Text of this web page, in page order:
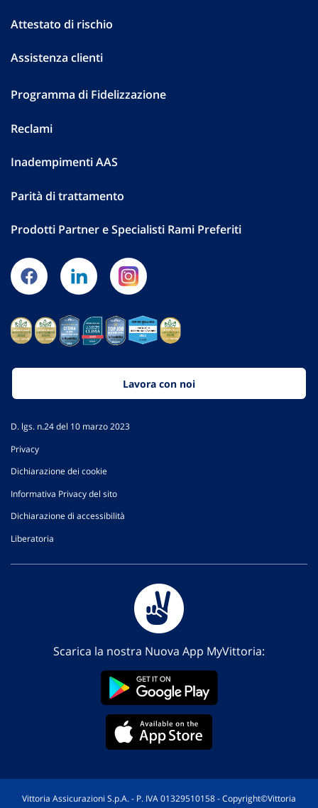
Attestato di rischio
Assistenza clienti
Programma di Fidelizzazione
Reclami
Inadempimenti AAS
Parità di trattamento
Prodotti Partner e Specialisti Rami Preferiti
Lavora con noi
D. lgs. n.24 del 10 marzo 2023
Privacy
Dichiarazione dei cookie
Informativa Privacy del sito
Dichiarazione di accessibilità
Liberatoria
Scarica la nostra Nuova App MyVittoria:
Vittoria Assicurazioni S.p.A. - P. IVA 01329510158 - Copyright©Vittoria